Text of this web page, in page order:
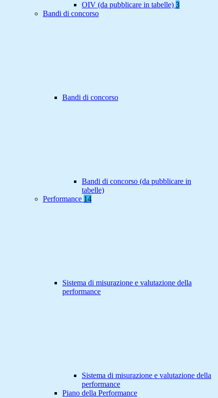
OIV (da pubblicare in tabelle) 3
Bandi di concorso
Bandi di concorso
Bandi di concorso (da pubblicare in
tabelle)
Performance 14
Sistema di misurazione e valutazione della
performance
Sistema di misurazione e valutazione della
performance
Piano della Performance